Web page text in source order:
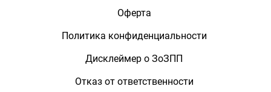
Оферта
Политика конфиденциальности
Дисклеймер о ЗоЗПП
Отказ от ответственности